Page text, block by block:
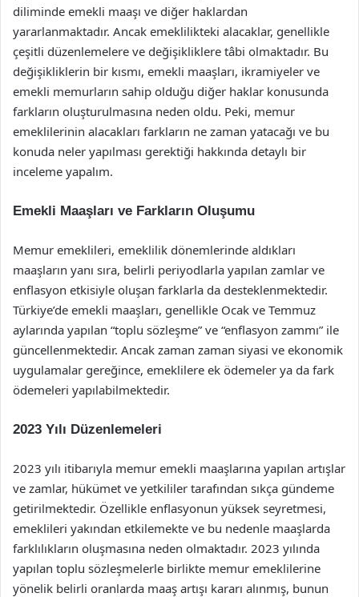
diliminde emekli maaşı ve diğer haklardan
yararlanmaktadır. Ancak emeklilikteki alacaklar, genellikle
çeşitli düzenlemelere ve değişikliklere tâbi olmaktadır. Bu
değişikliklerin bir kısmı, emekli maaşları, ikramiyeler ve
emekli memurların sahip olduğu diğer haklar konusunda
farkların oluşturulmasına neden oldu. Peki, memur
emeklilerinin alacakları farkların ne zaman yatacağı ve bu
konuda neler yapılması gerektiği hakkında detaylı bir
inceleme yapalım.
Emekli Maaşları ve Farkların Oluşumu
Memur emeklileri, emeklilik dönemlerinde aldıkları
maaşların yanı sıra, belirli periyodlarla yapılan zamlar ve
enflasyon etkisiyle oluşan farklarla da desteklenmektedir.
Türkiye’de emekli maaşları, genellikle Ocak ve Temmuz
aylarında yapılan “toplu sözleşme” ve “enflasyon zammı” ile
güncellenmektedir. Ancak zaman zaman siyasi ve ekonomik
uygulamalar gereğince, emeklilere ek ödemeler ya da fark
ödemeleri yapılabilmektedir.
2023 Yılı Düzenlemeleri
2023 yılı itibarıyla memur emekli maaşlarına yapılan artışlar
ve zamlar, hükümet ve yetkililer tarafından sıkça gündeme
getirilmektedir. Özellikle enflasyonun yüksek seyretmesi,
emeklileri yakından etkilemekte ve bu nedenle maaşlarda
farklılıkların oluşmasına neden olmaktadır. 2023 yılında
yapılan toplu sözleşmelerle birlikte memur emeklilerine
yönelik belirli oranlarda maaş artışı kararı alınmış, bunun